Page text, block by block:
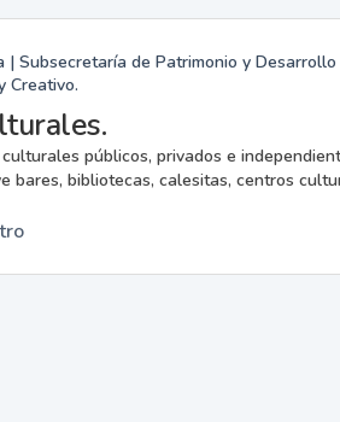
| Subsecretaría de Patrimonio y
Creativo.
públicos, privados e
bares, bibliotecas, calesitas, centros